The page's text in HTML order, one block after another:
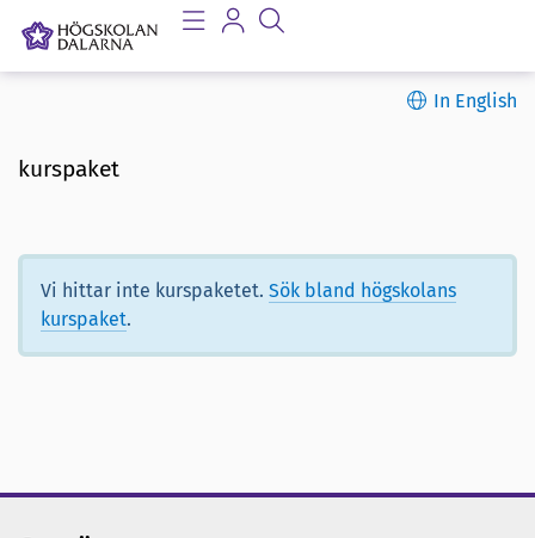
In English
kurspaket
Vi hittar inte kurspaketet. Sök bland högskolans
kurspaket.